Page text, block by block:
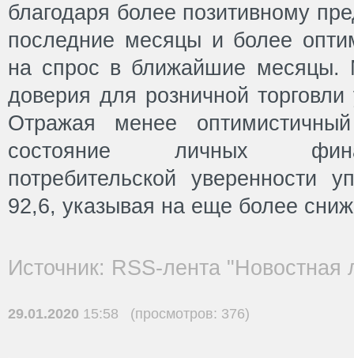
благодаря более позитивному
последние месяцы и более
на спрос в ближайшие месяцы.
доверия для розничной
Отражая менее
состояние личных
потребительской уверенности
92,6, указывая на еще более
Источник: RSS-лента "Новостная
29.01.2020 15:58 (просмотров: 376)